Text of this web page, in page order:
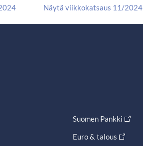
Näytä viikkokatsaus 11/2024
Suomen Pankki
Euro & talous